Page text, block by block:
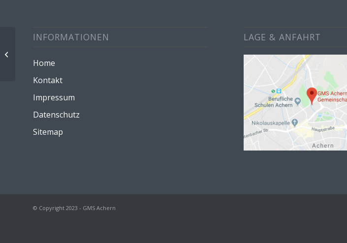
INFORMATIONEN
Home
Kontakt
Impressum
Datenschutz
Sitemap
LAGE & ANFAHRT
© Copyright 2023 - GMS Achern
Schulschluss